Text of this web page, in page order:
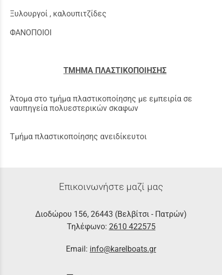
Ξυλουργοί , καλουπιτζίδες
ΦΑΝΟΠΟΙΟΙ
ΤΜΗΜΑ ΠΛΑΣΤΙΚΟΠΟΙΗΣΗΣ
Άτομα στο τμήμα πλαστικοποίησης με εμπειρία σε
ναυπηγεία πολυεστερικών σκαφων
Τμήμα πλαστικοποίησης ανειδίκευτοι
Επικοινωνήστε μαζί μας
Διοδώρου 156, 26443 (Βελβίτσι - Πατρών)
Τηλέφωνο: 2610 422575
Email: info@karelboats.gr